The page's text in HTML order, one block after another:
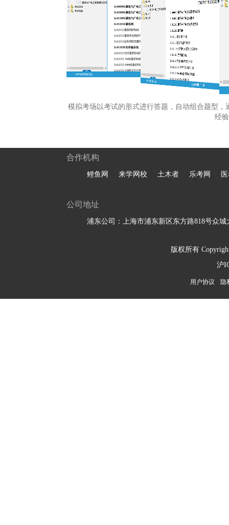
模拟考场以考试的形式进行答题，自动组合题型
经
合作机构
鲤鱼网 来学网校 土木者 乐考网
公司地址
浦东公司：上海市浦东新区东方路818号众城
版权所有
沪
用户协议 隐